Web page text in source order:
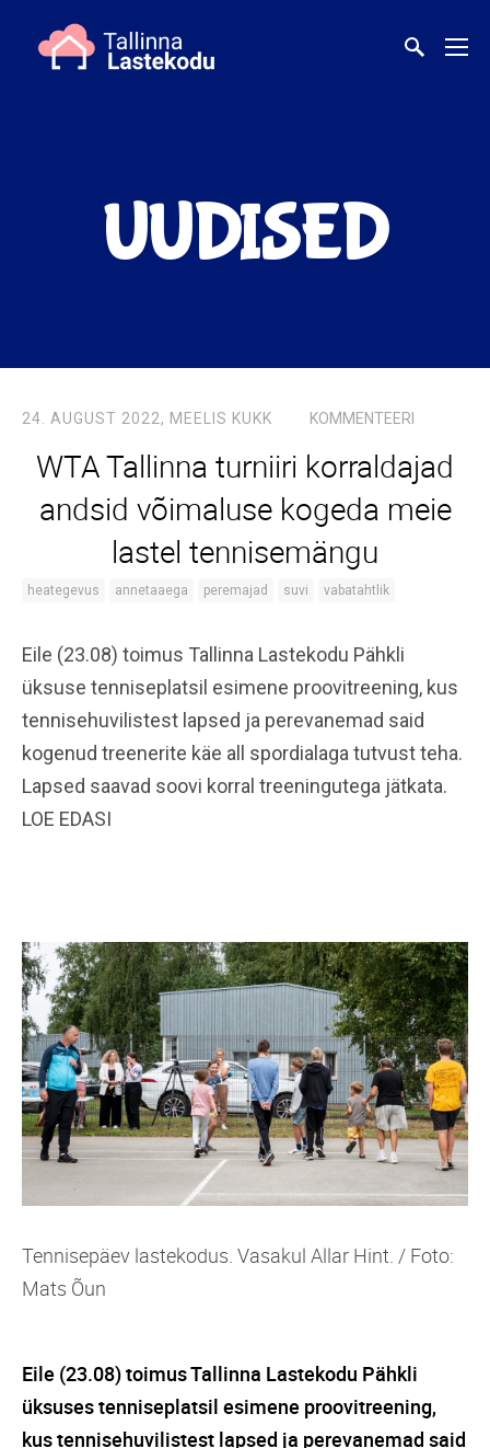
UUDISED
24. AUGUST 2022, MEELIS KUKK KOMMENTEERI
WTA Tallinna turniiri korraldajad
andsid võimaluse kogeda meie
lastel tennisemängu
heategevus annetaaega peremajad suvi vabatahtlik
Eile (23.08) toimus Tallinna Lastekodu Pähkli
üksuse tenniseplatsil esimene proovitreening, kus
tennisehuvilistest lapsed ja perevanemad said
kogenud treenerite käe all spordialaga tutvust teha.
Lapsed saavad soovi korral treeningutega jätkata.
LOE EDASI
Tennisepäev lastekodus. Vasakul Allar Hint. / Foto:
Mats Õun
Eile (23.08) toimus Tallinna Lastekodu Pähkli
üksuses tenniseplatsil esimene proovitreening,
kus tennisehuvilistest lapsed ja perevanemad said